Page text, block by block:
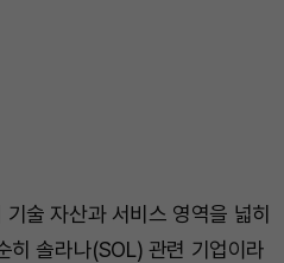
술 자산과 서비스 영역을 넓히
히 솔라나(SOL) 관련 기업이라